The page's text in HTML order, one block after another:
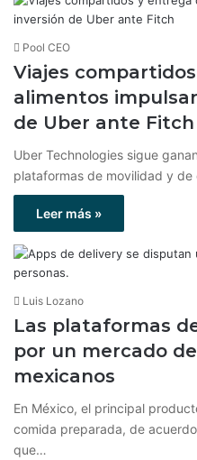
Pool CEO
Viajes
alimentos
de Uber ante Fitch
Uber Technologies sigue
plataformas de movilidad y
Leer más »
Luis Lozano
Las plataformas
por un mercado
mexicanos
En México, el principal
comida preparada, de
que…